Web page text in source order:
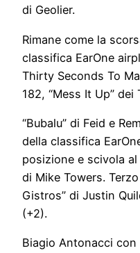
di Geolier.
Rimane come la
classifica EarOne
Thirty Seconds To
182, “Mess It Up”
“Bubalu” di Feid e
della classifica
posizione e scivola
di Mike Towers.
Gistros” di Justin
(+2).
Biagio Antonacci con